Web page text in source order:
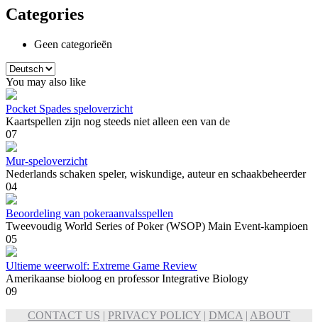
Categories
Geen categorieën
Kies
een
taal
You may also like
Pocket Spades speloverzicht
Kaartspellen zijn nog steeds niet alleen een van de
07
Mur-speloverzicht
Nederlands schaken speler, wiskundige, auteur en schaakbeheerder
04
Beoordeling van pokeraanvalsspellen
Tweevoudig World Series of Poker (WSOP) Main Event-kampioen
05
Ultieme weerwolf: Extreme Game Review
Amerikaanse bioloog en professor Integrative Biology
09
CONTACT US | PRIVACY POLICY | DMCA | ABOUT